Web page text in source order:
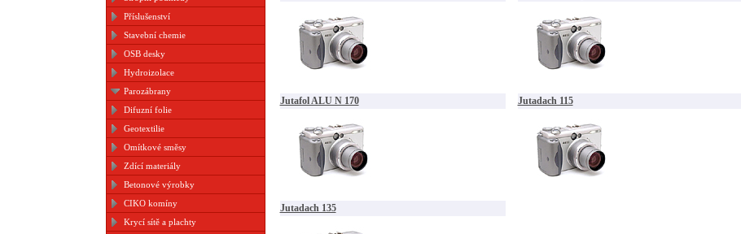
Příslušenství
Stavební chemie
OSB desky
Hydroizolace
Parozábrany
Difuzní folie
Geotextilie
Omítkové směsy
Zdící materiály
Betonové výrobky
CIKO komíny
Krycí sítě a plachty
Jutafol ALU N 170 Jutadach 115
Jutadach 135